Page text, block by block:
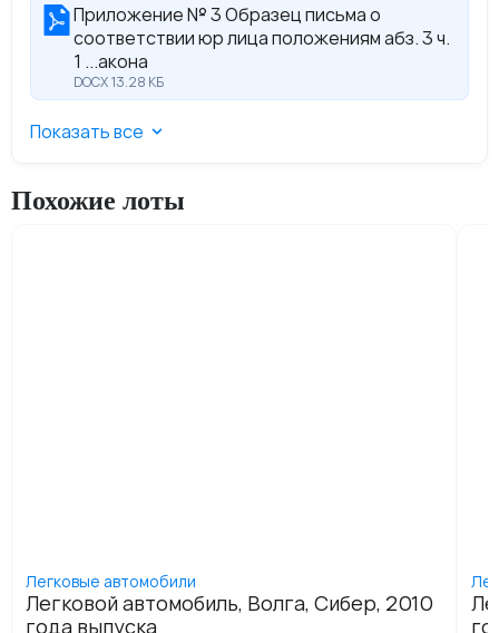
Приложение № 3 Образец письма о
соответствии юр лица положениям абз. 3 ч.
1 ...акона
DOCX 13.28 КБ
Показать все